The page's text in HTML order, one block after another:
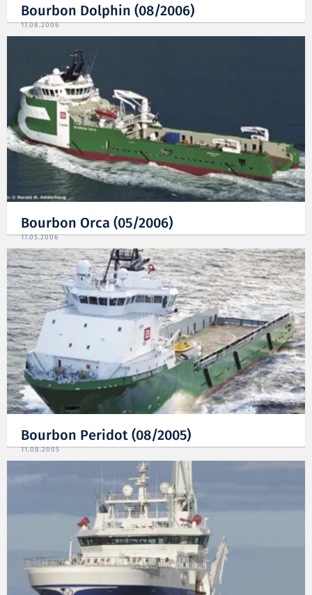
Bourbon Dolphin (08/2006)
17.08.2006
Bourbon Orca (05/2006)
17.05.2006
Bourbon Peridot (08/2005)
11.08.2005